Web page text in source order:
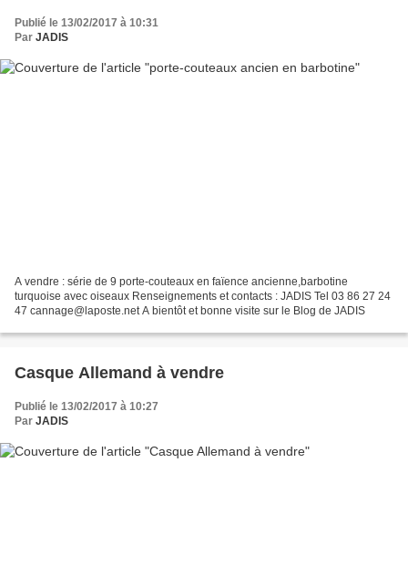
Publié le 13/02/2017 à 10:31
Par JADIS
A vendre : série de 9 porte-couteaux en faïence ancienne,barbotine
turquoise avec oiseaux Renseignements et contacts : JADIS Tel 03 86 27 24
47 cannage@laposte.net A bientôt et bonne visite sur le Blog de JADIS
Casque Allemand à vendre
Publié le 13/02/2017 à 10:27
Par JADIS